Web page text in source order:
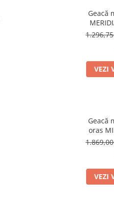
Geacă
VEZI
Geacă
oras
VEZI